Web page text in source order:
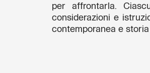
per affrontarla.
considerazioni e
contemporanea e